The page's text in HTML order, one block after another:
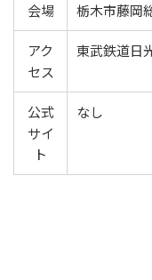
会場 栃木市藤岡
アク
セス
東武鉄道日
公式
サイ
ト
なし